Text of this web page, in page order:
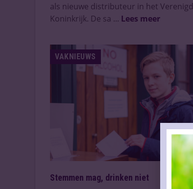
als nieuwe distributeur in het Verenigd
Koninkrijk. De sa ... Lees meer
VAKNIEUWS
Stemmen mag, drinken niet